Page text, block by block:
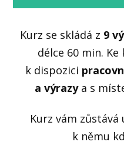
Kurz se skládá z 9
délce 60 min.
k dispozici
a výrazya s
Kurz vám zůstává
k němu